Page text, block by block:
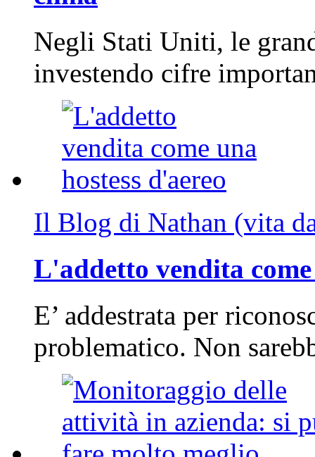
Negli Stati Uniti, le
investendo cifre
Il Blog di Nathan (vita
L'addetto vendita
E’ addestrata per
problematico. Non